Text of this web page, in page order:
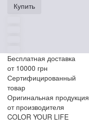
Купить
Бесплатная доставка
от 10000 грн
Сертифицированный
товар
Оригинальная продукция
от производителя
COLOR YOUR LIFE